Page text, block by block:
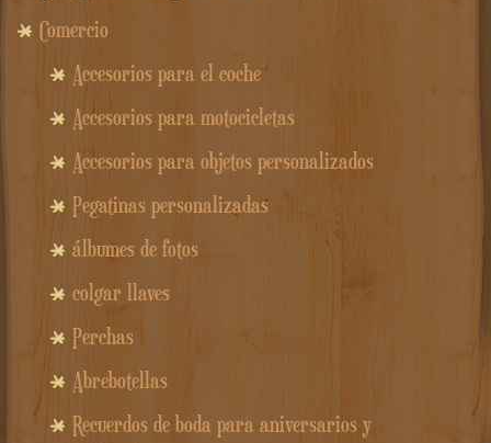
Comercio
Accesorios para el coche
Accesorios para motocicletas
Accesorios para objetos personalizados
Pegatinas personalizadas
álbumes de fotos
colgar llaves
Perchas
Abrebotellas
Recuerdos de boda para aniversarios y